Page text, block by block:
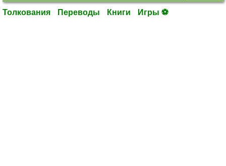
Толкования Переводы Книги Игры ⚽